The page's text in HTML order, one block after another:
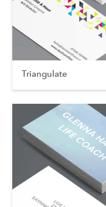
Triangulate